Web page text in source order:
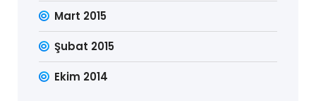
Mart 2015
Şubat 2015
Ekim 2014